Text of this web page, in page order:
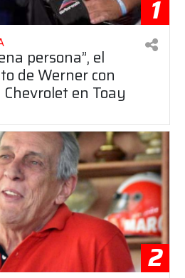
1
persona”, el
de Werner con
en Toay
2